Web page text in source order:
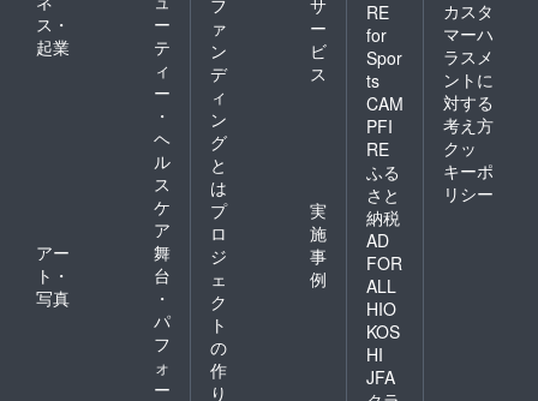
ス・
起業
ー
テ
ィ
ー
・
ヘ
ル
ス
ケ
ア
アー
ト・
写真
舞
台
・
パ
フ
ォ
ー
ァ
ン
デ
ィ
ン
グ
と
は
ー
ビ
ス
プ
ロ
ジ
ェ
ク
ト
の
作
り
実
施
事
例
RE
for
Spor
ts
CAM
PFI
RE
ふる
さと
納税
AD
FOR
ALL
HIO
KOS
HI
JFA
カスタ
マーハ
ラスメ
ントに
対する
考え方
クッ
キーポ
リシー